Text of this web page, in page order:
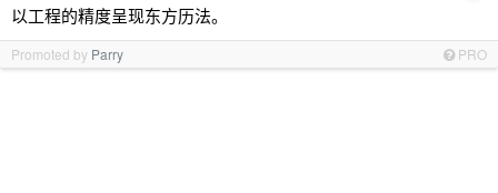
以工程的精度呈现东方历法。
Promoted by Parry PRO